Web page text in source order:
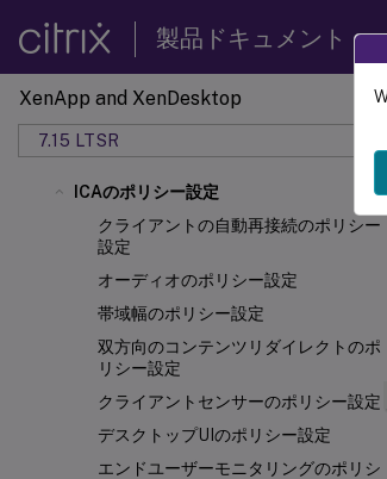
製品ドキュメント
XenApp and XenDesktop
7.15 LTSR
ICAのポリシー設定
クライアントの自動再接続のポリシー
設定
オーディオのポリシー設定
帯域幅のポリシー設定
双方向のコンテンツリダイレクトのポ
リシー設定
クライアントセンサーのポリシー設定
デスクトップUIのポリシー設定
エンドユーザーモニタリングのポリシ